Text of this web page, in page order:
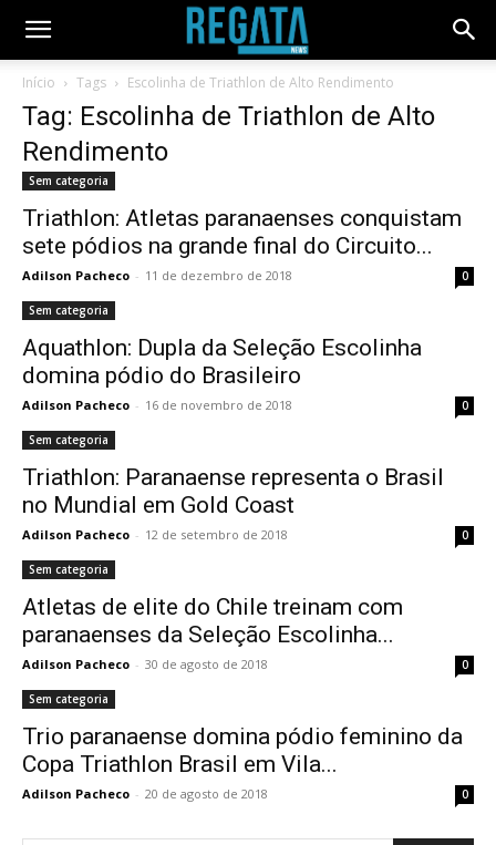
Início Tags Escolinha de Triathlon de Alto Rendimento
Tag: Escolinha de Triathlon de Alto
Rendimento
Sem categoria
Triathlon: Atletas paranaenses conquistam
sete pódios na grande final do Circuito...
Adilson Pacheco - 11 de dezembro de 2018 0
Sem categoria
Aquathlon: Dupla da Seleção Escolinha
domina pódio do Brasileiro
Adilson Pacheco - 16 de novembro de 2018 0
Sem categoria
Triathlon: Paranaense representa o Brasil
no Mundial em Gold Coast
Adilson Pacheco - 12 de setembro de 2018 0
Sem categoria
Atletas de elite do Chile treinam com
paranaenses da Seleção Escolinha...
Adilson Pacheco - 30 de agosto de 2018 0
Sem categoria
Trio paranaense domina pódio feminino da
Copa Triathlon Brasil em Vila...
Adilson Pacheco - 20 de agosto de 2018 0